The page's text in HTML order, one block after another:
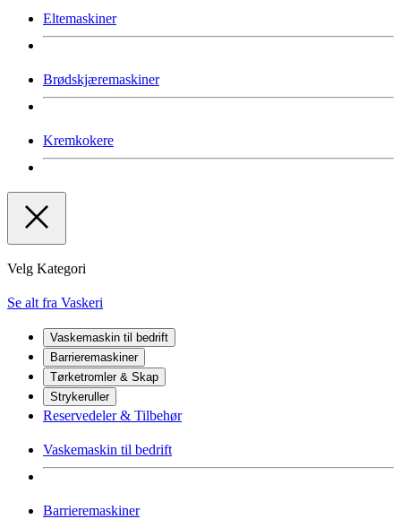
Eltemaskiner
Brødskjæremaskiner
Kremkokere
Velg Kategori
Se alt fra Vaskeri
Vaskemaskin til bedrift
Barrieremaskiner
Tørketromler & Skap
Strykeruller
Reservedeler & Tilbehør
Vaskemaskin til bedrift
Barrieremaskiner